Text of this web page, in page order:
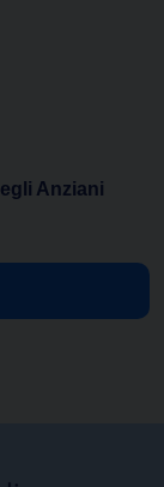
Anziani